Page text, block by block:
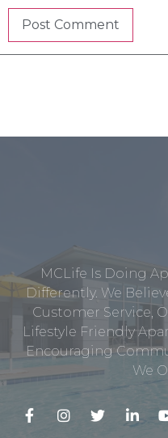
MCLife Is Doing
Differently. We
Customer Service,
Lifestyle Friendly
Encouraging
We